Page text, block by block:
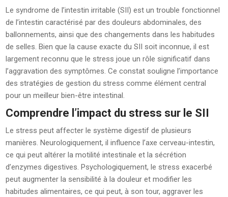
Le syndrome de l’intestin irritable (SII) est un trouble fonctionnel
de l’intestin caractérisé par des douleurs abdominales, des
ballonnements, ainsi que des changements dans les habitudes
de selles. Bien que la cause exacte du SII soit inconnue, il est
largement reconnu que le stress joue un rôle significatif dans
l’aggravation des symptômes. Ce constat souligne l’importance
des stratégies de gestion du stress comme élément central
pour un meilleur bien-être intestinal.
Comprendre l’impact du stress sur le SII
Le stress peut affecter le système digestif de plusieurs
manières. Neurologiquement, il influence l’axe cerveau-intestin,
ce qui peut altérer la motilité intestinale et la sécrétion
d’enzymes digestives. Psychologiquement, le stress exacerbé
peut augmenter la sensibilité à la douleur et modifier les
habitudes alimentaires, ce qui peut, à son tour, aggraver les